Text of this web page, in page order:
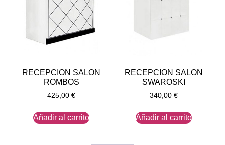
RECEPCION SALON
ROMBOS
425,00 €
Añadir al carrito
RECEPCION SALON
SWAROSKI
340,00 €
Añadir al carrito